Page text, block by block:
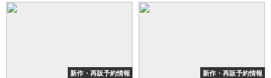
新作・再販予約情報 新作・再販予約情報